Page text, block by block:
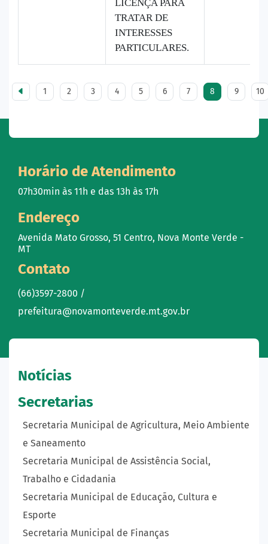
LICENÇA PARA
TRATAR DE
INTERESSES
PARTICULARES.
1 2 3 4 5 6 7 8 9 10
Horário de Atendimento
07h30min às 11h e das 13h às 17h
Endereço
Avenida Mato Grosso, 51 Centro, Nova Monte Verde -
MT
Contato
(66)3597-2800 /
prefeitura@novamonteverde.mt.gov.br
Notícias
Secretarias
Secretaria Municipal de Agricultura, Meio Ambiente
e Saneamento
Secretaria Municipal de Assistência Social,
Trabalho e Cidadania
Secretaria Municipal de Educação, Cultura e
Esporte
Secretaria Municipal de Finanças